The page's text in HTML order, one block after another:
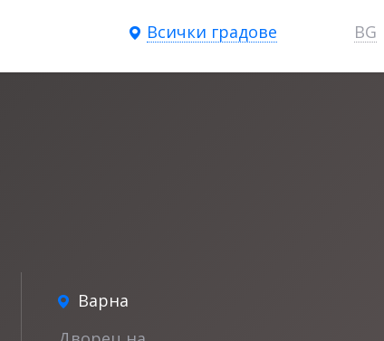
Всички градове BG
Варна